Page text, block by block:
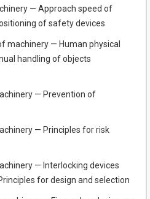
— Approach speed of
of safety devices
machinery — Human physical
handling of objects
— Prevention of
— Principles for risk
— Interlocking devices
for design and selection